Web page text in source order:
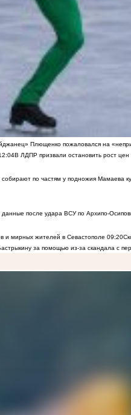
Плющенко пожаловался на
В ЛДПР призвали остановить рост цен
по частям у подножия Мамаева
после удара ВСУ по Архипо-
и мирных жителей в Севастополе 09:20
за помощью из-за скандала с